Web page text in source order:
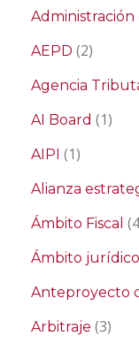
Administración
AEPD (2)
Agencia
AI Board (1)
AIPI (1)
Alianza
Ámbito Fiscal
Ámbito jurídico
Anteproyecto
Arbitraje (3)